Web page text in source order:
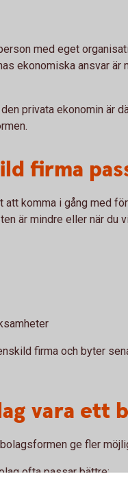
med eget
ekonomiska ansvar
privata ekonomin är
firma
komma i gång med
är mindre eller när du
firma och byter
vara ett
ge fler
ofta passar bättre: